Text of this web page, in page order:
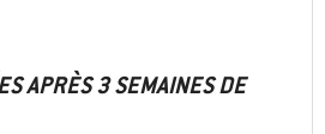
APRÈS 3 SEMAINES DE